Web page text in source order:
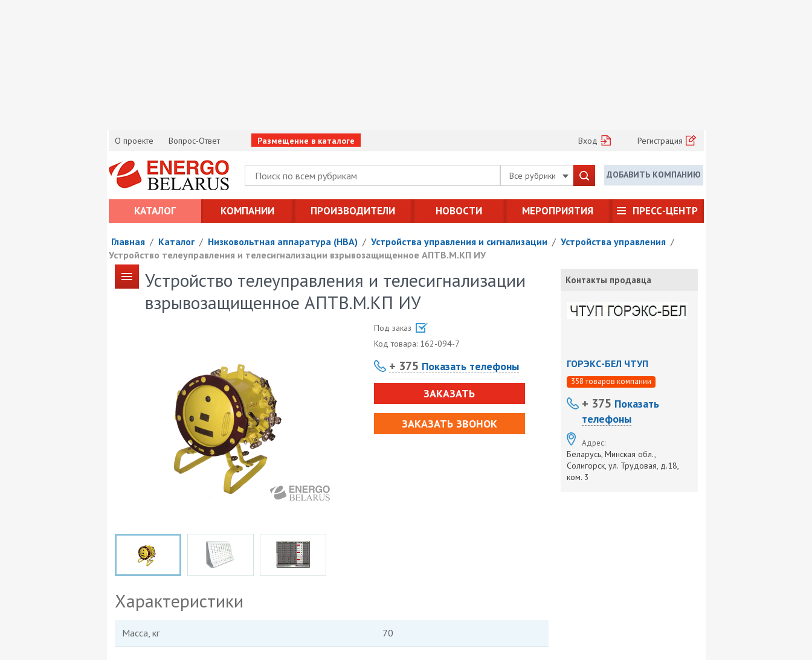
О проекте Вопрос-Ответ Размещение в каталоге Вход Регистрация
Все рубрики ДОБАВИТЬ КОМПАНИЮ
КАТАЛОГ КОМПАНИИ ПРОИЗВОДИТЕЛИ НОВОСТИ МЕРОПРИЯТИЯ ПРЕСС-ЦЕНТР
Главная / Каталог / Низковольтная аппаратура (НВА) / Устройства управления и сигнализации / Устройства управления /
Устройство телеуправления и телесигнализации взрывозащищенное АПТВ.М.КП ИУ
Устройство телеуправления и телесигнализации
взрывозащищенное АПТВ.М.КП ИУ
Под заказ
Код товара: 162-094-7
+ 375 Показать телефоны
ЗАКАЗАТЬ
ЗАКАЗАТЬ ЗВОНОК
Характеристики
Масса, кг 70
Контакты продавца
ГОРЭКС-БЕЛ ЧТУП
358 товаров компании
+ 375 Показать
телефоны
Адрес:
Беларусь, Минская обл.,
Солигорск, ул. Трудовая, д.18,
ком. 3